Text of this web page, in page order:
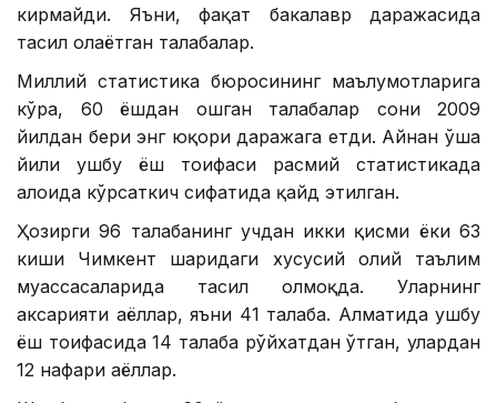
кирмайди. Яъни, фақат бакалавр даражасида
таҳсил олаётган талабалар.
Миллий статистика бюросининг маълумотларига
кўра, 60 ёшдан ошган талабалар сони 2009
йилдан бери энг юқори даражага етди. Айнан ўша
йили ушбу ёш тоифаси расмий статистикада
алоҳида кўрсаткич сифатида қайд этилган.
Ҳозирги 96 талабанинг учдан икки қисми ёки 63
киши Чимкент шаҳридаги хусусий олий таълим
муассасаларида таҳсил олмоқда. Уларнинг
аксарияти аёллар, яъни 41 талаба. Алматида ушбу
ёш тоифасида 14 талаба рўйхатдан ўтган, улардан
12 нафари аёллар.